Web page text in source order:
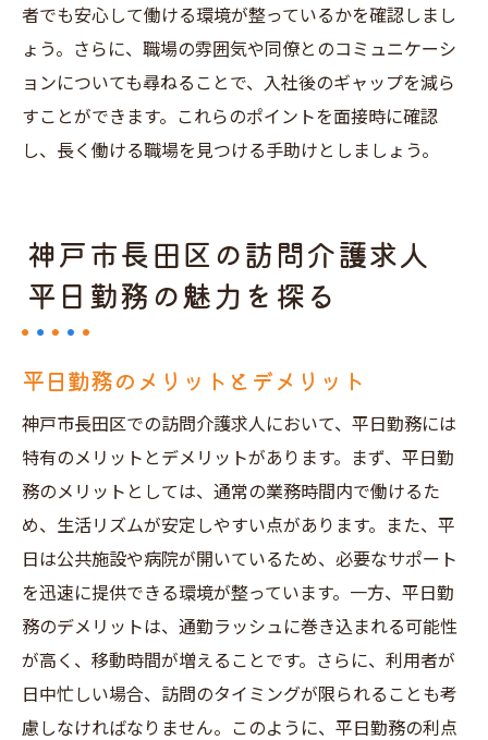
者でも安心して働ける環境が整っているかを確認しまし
ょう。さらに、職場の雰囲気や同僚とのコミュニケーシ
ョンについても尋ねることで、入社後のギャップを減ら
すことができます。これらのポイントを面接時に確認
し、長く働ける職場を見つける手助けとしましょう。
神戸市長田区の訪問介護求人
平日勤務の魅力を探る
平日勤務のメリットとデメリット
神戸市長田区での訪問介護求人において、平日勤務には
特有のメリットとデメリットがあります。まず、平日勤
務のメリットとしては、通常の業務時間内で働けるた
め、生活リズムが安定しやすい点があります。また、平
日は公共施設や病院が開いているため、必要なサポート
を迅速に提供できる環境が整っています。一方、平日勤
務のデメリットは、通勤ラッシュに巻き込まれる可能性
が高く、移動時間が増えることです。さらに、利用者が
日中忙しい場合、訪問のタイミングが限られることも考
慮しなければなりません。このように、平日勤務の利点